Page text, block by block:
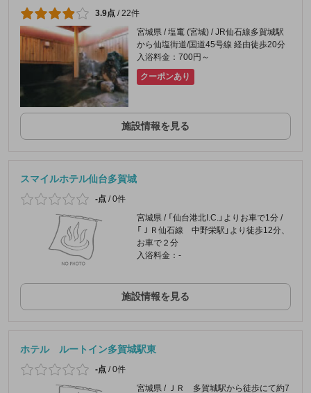
3.9点 /22件
宮城県 / 塩竃 (宮城) / JR仙石線多賀城駅
から仙塩街道/国道45号線 経由徒歩20分
入浴料金：700円～
クーポンあり
施設情報を見る
スマイルホテル仙台多賀城
-点 /0件
宮城県 / 「仙台港北I.C.」よりお車で1分 /
「ＪＲ仙石線 中野栄駅」より徒歩12分、
お車で２分
入浴料金：-
施設情報を見る
ホテル ルートイン多賀城駅東
-点 /0件
宮城県 / ＪＲ 多賀城駅から徒歩にて約7